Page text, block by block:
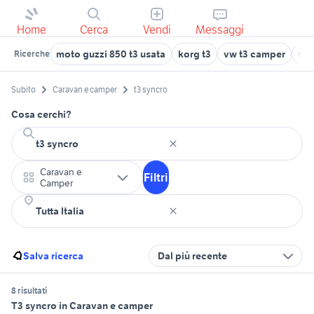
Home Cerca Vendi Messaggi
Ricerche moto guzzi 850 t3 usata korg t3 vw t3 camper
Subito Caravan e camper t3 syncro
Cosa cerchi?
Caravan e
Camper
Filtri
Salva ricerca Dal più recente
8 risultati
T3 syncro in Caravan e camper